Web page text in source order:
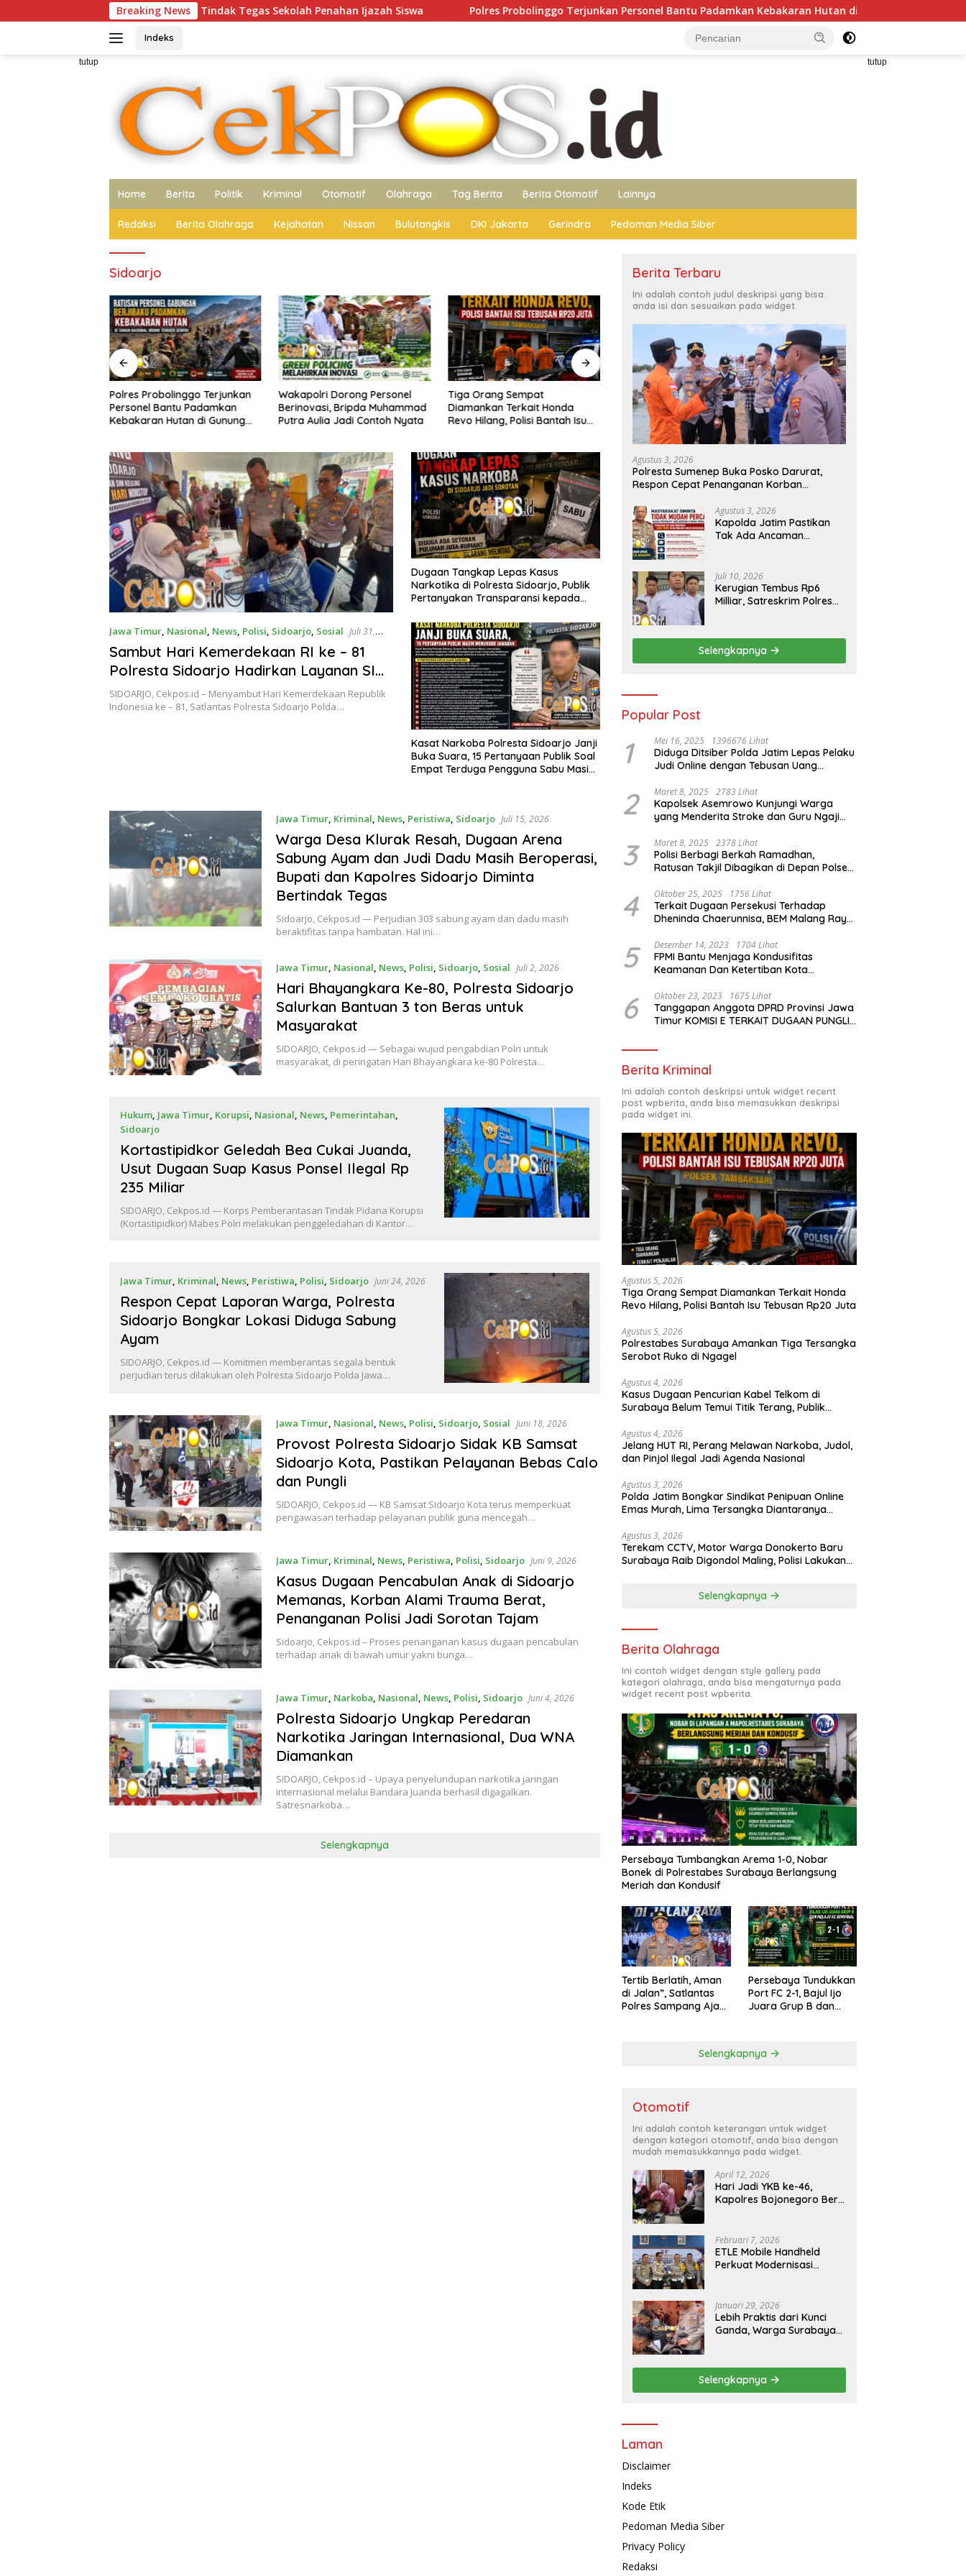
ke
Breaking News
Tidak Berani Tindak Tegas Sekolah Penahan Ijazah Siswa Polres Probolinggo Terjunkan Personel Bantu Padamkan Kebakaran Hutan di Gunung Bromo
Indeks
tutup tutup
Home Berita Politik Kriminal Otomotif Olahraga Tag Berita Berita Otomotif Lainnya
Redaksi Berita Olahraga Kejahatan Nissan Bulutangkis DKI Jakarta Gerindra Pedoman Media Siber
Sidoarjo
Wakapolri Dorong Personel
Berinovasi, Bripda Muhammad
Putra Aulia Jadi Contoh Nyata
Tiga Orang Sempat
Diamankan Terkait Honda
Revo Hilang, Polisi Bantah Isu
Korupsi Dana PKBM Pasuruan
Rugikan Negara Rp4,95 Miliar,
Baru Rp2,25 Miliar yang
Tim DVI Polda Jatim Kembali
Serahkan Jenazah Korban KM
Mutiara Sentosa II Asal
Sumatera dan Sulawesi
kepada Keluarga
Polrestabes Surabaya
Amankan Tiga Tersangka
Serobot Ruko di Ngagel
Jawa Timur Nasional News Polisi Sidoarjo Sosial Juli 31,
2026
Sambut Hari Kemerdekaan RI ke – 81
Polresta Sidoarjo Hadirkan Layanan SIM
Keliling 24 Jam Selama 17 Hari Non Stop
SIDOARJO, Cekpos.id – Menyambut Hari Kemerdekaan Republik
Indonesia ke – 81, Satlantas Polresta Sidoarjo Polda…
Dugaan Tangkap Lepas Kasus
Narkotika di Polresta Sidoarjo, Publik
Pertanyakan Transparansi kepada
Kasat Narkoba Polresta Sidoarjo Janji
Buka Suara, 15 Pertanyaan Publik Soal
Empat Terduga Pengguna Sabu Masih
Jawa Timur, Kriminal News, Peristiwa Sidoarjo Juli 15, 2026
Warga Desa Klurak Resah, Dugaan Arena
Sabung Ayam dan Judi Dadu Masih Beroperasi,
Bupati dan Kapolres Sidoarjo Diminta
Bertindak Tegas
Sidoarjo, Cekpos.id — Perjudian 303 sabung ayam dan dadu masih
beraktifitas tanpa hambatan. Hal ini…
Jawa Timur, Nasional News, Polisi Sidoarjo, Sosial Juli 2, 2026
Hari Bhayangkara Ke-80, Polresta Sidoarjo
Salurkan Bantuan 3 ton Beras untuk
Masyarakat
SIDOARJO, Cekpos.id — Sebagai wujud pengabdian Polri untuk
masyarakat, di peringatan Hari Bhayangkara ke-80 Polresta…
Hukum Jawa Timur Korupsi Nasional News Pemerintahan
Sidoarjo
Juni 24, 2026
Kortastipidkor Geledah Bea Cukai Juanda,
Usut Dugaan Suap Kasus Ponsel Ilegal Rp
235 Miliar
SIDOARJO, Cekpos.id — Korps Pemberantasan Tindak Pidana Korupsi
(Kortastipidkor) Mabes Polri melakukan penggeledahan di Kantor…
Jawa Timur Kriminal News Peristiwa Polisi Sidoarjo Juni 24, 2026
Respon Cepat Laporan Warga, Polresta
Sidoarjo Bongkar Lokasi Diduga Sabung
Ayam
SIDOARJO, Cekpos.id — Komitmen memberantas segala bentuk
perjudian terus dilakukan oleh Polresta Sidoarjo Polda Jawa…
Jawa Timur, Nasional, News, Polisi, Sidoarjo, Sosial Juni 18, 2026
Provost Polresta Sidoarjo Sidak KB Samsat
Sidoarjo Kota, Pastikan Pelayanan Bebas Calo
dan Pungli
SIDOARJO, Cekpos.id — KB Samsat Sidoarjo Kota terus memperkuat
pengawasan terhadap pelayanan publik guna mencegah…
Jawa Timur, Kriminal, News, Peristiwa, Polisi, Sidoarjo Juni 9, 2026
Kasus Dugaan Pencabulan Anak di Sidoarjo
Memanas, Korban Alami Trauma Berat,
Penanganan Polisi Jadi Sorotan Tajam
Sidoarjo, Cekpos.id – Proses penanganan kasus dugaan pencabulan
terhadap anak di bawah umur yakni bunga…
Jawa Timur, Narkoba, Nasional, News, Polisi, Sidoarjo Juni 4, 2026
Polresta Sidoarjo Ungkap Peredaran
Narkotika Jaringan Internasional, Dua WNA
Diamankan
SIDOARJO, Cekpos.id – Upaya penyelundupan narkotika jaringan
internasional melalui Bandara Juanda berhasil digagalkan.
Satresnarkoba…
Selengkapnya
Berita Terbaru
Ini adalah contoh judul deskripsi yang bisa
anda isi dan sesuaikan pada widget
Agustus 3, 2026
Polresta Sumenep Buka Posko Darurat,
Respon Cepat Penanganan Korban
Agustus 3, 2026
Kapolda Jatim Pastikan
Tak Ada Ancaman
Percaya Hoaks
Juli 10, 2026
Kerugian Tembus Rp6
Milliar, Satreskrim Polres
Arisan Bodong
Selengkapnya
Popular Post
1 Mei 16, 2025 1396676 Lihat
Diduga Ditsiber Polda Jatim Lepas Pelaku
Judi Online dengan Tebusan Uang
2 Maret 8, 2025 2783 Lihat
Kapolsek Asemrowo Kunjungi Warga
yang Menderita Stroke dan Guru Ngaji
3 Maret 8, 2025 2378 Lihat
Polisi Berbagi Berkah Ramadhan,
Ratusan Takjil Dibagikan di Depan Polsek
4 Oktober 25, 2025 1756 Lihat
Terkait Dugaan Persekusi Terhadap
Dheninda Chaerunnisa, BEM Malang Raya
5 Desember 14, 2023 1704 Lihat
FPMI Bantu Menjaga Kondusifitas
Keamanan Dan Ketertiban Kota
6 Oktober 23, 2023 1675 Lihat
Tanggapan Anggota DPRD Provinsi Jawa
Timur KOMISI E TERKAIT DUGAAN PUNGLI
Berita Kriminal
Ini adalah contoh deskripsi untuk widget recent
post wpberita, anda bisa memasukkan deskripsi
pada widget ini.
Agustus 5, 2026
Tiga Orang Sempat Diamankan Terkait Honda
Revo Hilang, Polisi Bantah Isu Tebusan Rp20 Juta
Agustus 5, 2026
Polrestabes Surabaya Amankan Tiga Tersangka
Serobot Ruko di Ngagel
Agustus 4, 2026
Kasus Dugaan Pencurian Kabel Telkom di
Surabaya Belum Temui Titik Terang, Publik
Agustus 4, 2026
Jelang HUT RI, Perang Melawan Narkoba, Judol,
dan Pinjol Ilegal Jadi Agenda Nasional
Agustus 3, 2026
Polda Jatim Bongkar Sindikat Penipuan Online
Emas Murah, Lima Tersangka Diantaranya
Agustus 3, 2026
Terekam CCTV, Motor Warga Donokerto Baru
Surabaya Raib Digondol Maling, Polisi Lakukan
Selengkapnya
Berita Olahraga
Ini contoh widget dengan style gallery pada
kategori olahraga, anda bisa mengaturnya pada
widget recent post wpberita.
Persebaya Tumbangkan Arema 1-0, Nobar
Bonek di Polrestabes Surabaya Berlangsung
Meriah dan Kondusif
Tertib Berlatih, Aman
di Jalan”, Satlantas
Polres Sampang Ajak
Persebaya Tundukkan
Port FC 2-1, Bajul Ijo
Juara Grup B dan
Selengkapnya
Otomotif
Ini adalah contoh keterangan untuk widget
dengan kategori otomotif, anda bisa dengan
mudah memasukkannya pada widget.
April 12, 2026
Hari Jadi YKB ke-46,
Kapolres Bojonegoro Beri
Februari 7, 2026
ETLE Mobile Handheld
Perkuat Modernisasi
Januari 29, 2026
Lebih Praktis dari Kunci
Ganda, Warga Surabaya
Polrestabes Surabaya
Selengkapnya
Laman
Disclaimer
Indeks
Kode Etik
Pedoman Media Siber
Privacy Policy
Redaksi